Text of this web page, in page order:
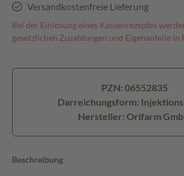
Versandkostenfreie Lieferung
Bei der Einlösung eines Kassenrezeptes
gesetzlichen Zuzahlungen und Eigenanteile in
PZN: 06552835
Darreichungsform:
Hersteller: Orifarm
Beschreibung